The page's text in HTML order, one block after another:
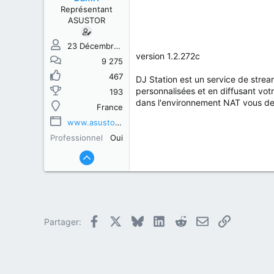
t
u
t
Représentant
ASUSTOR
23 Décembre 2013
9 275
467
193
France
www.asustor.com
Professionnel
Oui
version 1.2.272c
DJ Station est un service de
personnalisées et en diffusant
dans l'environnement NAT vous
Partager: Facebook BlueskyLinkedIn
RedditE-mailLien